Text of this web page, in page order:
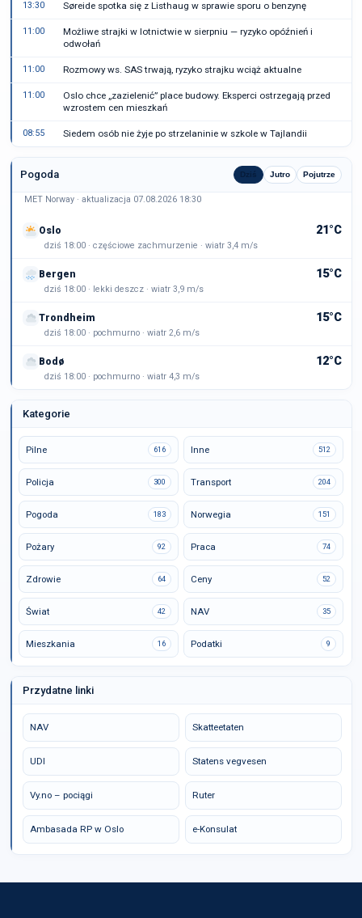
13:30 Søreide spotka się z Listhaug w sprawie sporu o benzynę
11:00
Możliwe strajki w lotnictwie w sierpniu — ryzyko opóźnień i
odwołań
11:00 Rozmowy ws. SAS trwają, ryzyko strajku wciąż aktualne
11:00
Oslo chce „zazielenić” place budowy. Eksperci ostrzegają przed
wzrostem cen mieszkań
08:55 Siedem osób nie żyje po strzelaninie w szkole w Tajlandii
Pogoda Dziś Jutro Pojutrze
MET Norway · aktualizacja 07.08.2026 18:30
Oslo 21°C
dziś 18:00 · częściowe zachmurzenie · wiatr 3,4 m/s
Bergen 15°C
dziś 18:00 · lekki deszcz · wiatr 3,9 m/s
Trondheim 15°C
dziś 18:00 · pochmurno · wiatr 2,6 m/s
Bodø 12°C
dziś 18:00 · pochmurno · wiatr 4,3 m/s
Kategorie
Pilne 616 Inne 512
Policja 300 Transport 204
Pogoda 183 Norwegia 151
Pożary 92 Praca 74
Zdrowie 64 Ceny 52
Świat 42 NAV 35
Mieszkania 16 Podatki 9
Przydatne linki
NAV Skatteetaten
UDI Statens vegvesen
Vy.no – pociągi Ruter
Ambasada RP w Oslo e-Konsulat